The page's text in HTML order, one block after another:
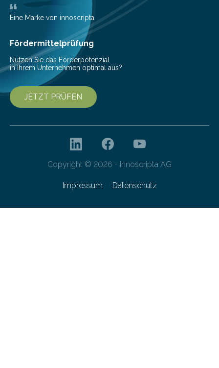
Bioökonomiestrategie mit rund 2,7 Millionen Euro.
Pestizide sind äußerst wichtig, um die globale
Ernährung zu sichern. Ohne sie besteht die weltweite
Gefahr erheblicher…
Eine Marke von innoscripta
Fördermittelprüfung
Nutzen Sie das Förderpotenzial
in Ihrem Unternehmen optimal aus?
JETZT PRÜFEN
Copyright © 2026 - innoscripta AG
Impressum Datenschutz